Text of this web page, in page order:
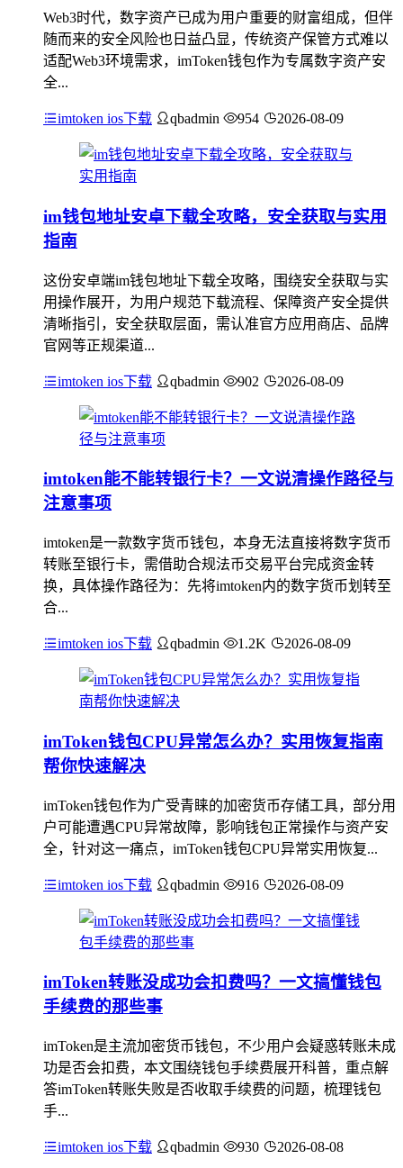
Web3时代，数字资产已成为用户重要的财富组成，但伴
随而来的安全风险也日益凸显，传统资产保管方式难以
适配Web3环境需求，imToken钱包作为专属数字资产安
全...
imtoken ios下载 qbadmin 954 2026-08-09
im钱包地址安卓下载全攻略，安全获取与实用
指南
这份安卓端im钱包地址下载全攻略，围绕安全获取与实
用操作展开，为用户规范下载流程、保障资产安全提供
清晰指引，安全获取层面，需认准官方应用商店、品牌
官网等正规渠道...
imtoken ios下载 qbadmin 902 2026-08-09
imtoken能不能转银行卡？一文说清操作路径与
注意事项
imtoken是一款数字货币钱包，本身无法直接将数字货币
转账至银行卡，需借助合规法币交易平台完成资金转
换，具体操作路径为：先将imtoken内的数字货币划转至
合...
imtoken ios下载 qbadmin 1.2K 2026-08-09
imToken钱包CPU异常怎么办？实用恢复指南
帮你快速解决
imToken钱包作为广受青睐的加密货币存储工具，部分用
户可能遭遇CPU异常故障，影响钱包正常操作与资产安
全，针对这一痛点，imToken钱包CPU异常实用恢复...
imtoken ios下载 qbadmin 916 2026-08-09
imToken转账没成功会扣费吗？一文搞懂钱包
手续费的那些事
imToken是主流加密货币钱包，不少用户会疑惑转账未成
功是否会扣费，本文围绕钱包手续费展开科普，重点解
答imToken转账失败是否收取手续费的问题，梳理钱包
手...
imtoken ios下载 qbadmin 930 2026-08-08